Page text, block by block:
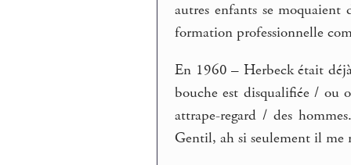
autres enfants se
formation professionnelle
En 1960 – Herbeck était
bouche est disqualifiée / ou
attrape-regard / des
Gentil, ah si seulement il me